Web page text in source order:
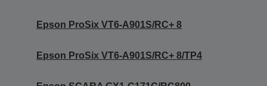
Epson ProSix VT6-A901S/RC+ 8
Epson ProSix VT6-A901S/RC+ 8/TP4